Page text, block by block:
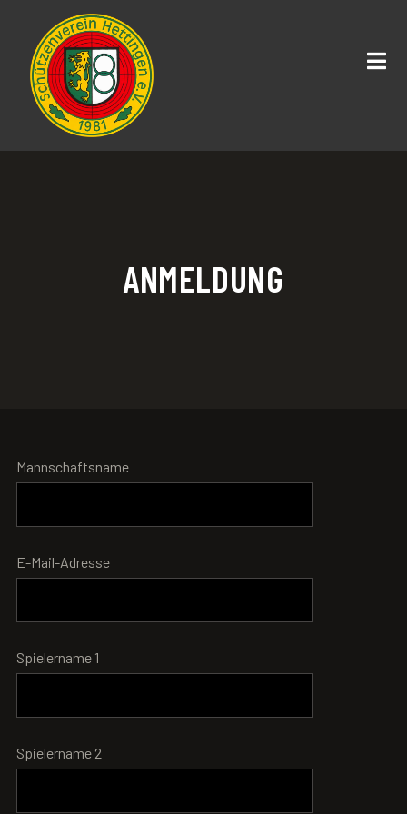
ANMELDUNG
Mannschaftsname
E-Mail-Adresse
Spielername 1
Spielername 2